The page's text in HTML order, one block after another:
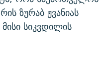
ზურაბ ჟვანიას
მისი სიკვდილის